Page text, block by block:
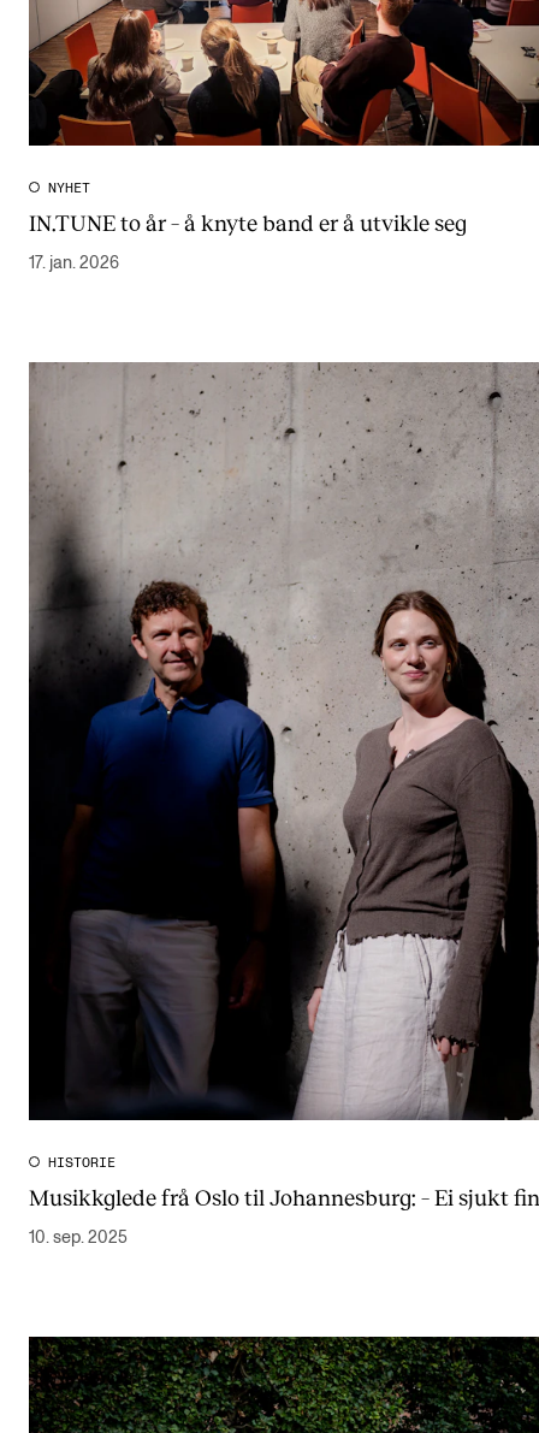
NYHET
IN.TUNE to år – å knyte band er å utvikle seg
17. jan. 2026
HISTORIE
Musikkglede frå Oslo til Johannesburg: – Ei sjukt
10. sep. 2025